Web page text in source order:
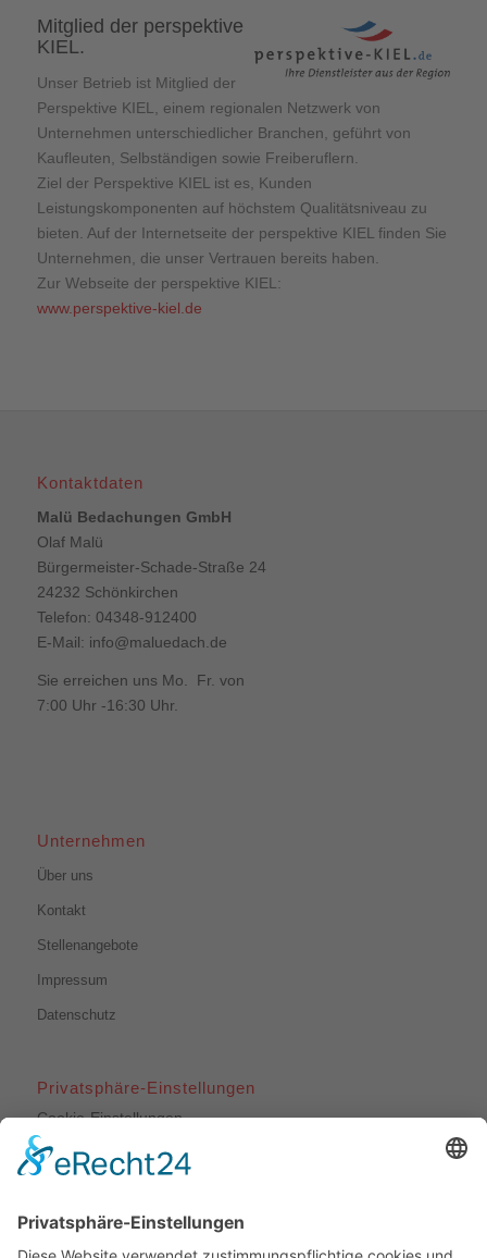
Mitglied der perspektive
KIEL.
Unser Betrieb ist Mitglied der
Perspektive KIEL, einem regionalen Netzwerk von
Unternehmen unterschiedlicher Branchen, geführt von
Kaufleuten, Selbständigen sowie Freiberuflern.
Ziel der Perspektive KIEL ist es, Kunden
Leistungskomponenten auf höchstem Qualitätsniveau zu
bieten. Auf der Internetseite der perspektive KIEL finden Sie
Unternehmen, die unser Vertrauen bereits haben.
Zur Webseite der perspektive KIEL:
www.perspektive-kiel.de
Kontaktdaten
Malü Bedachungen GmbH
Olaf Malü
Bürgermeister-Schade-Straße 24
24232 Schönkirchen
Telefon: 04348-912400
E-Mail: info@maluedach.de
Sie erreichen uns Mo. Fr. von
7:00 Uhr -16:30 Uhr.
Unternehmen
Über uns
Kontakt
Stellenangebote
Impressum
Datenschutz
Privatsphäre-Einstellungen
Cookie-Einstellungen